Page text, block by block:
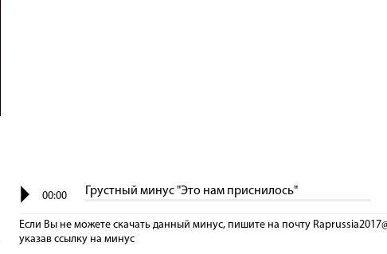
Грустный минус "Это нам приснилось"
00:00
Если Вы не можете скачать данный минус, пишите на почту
указав сcылку на минус